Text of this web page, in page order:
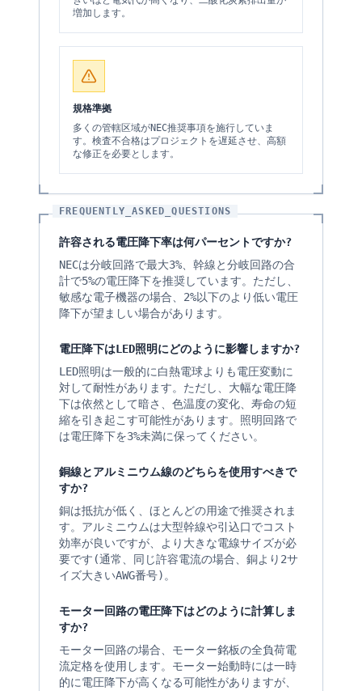
増加します。
規格準拠
多くの管轄区域がNEC推奨事項を施行していま
す。検査不合格はプロジェクトを遅延させ、高額
な修正を必要とします。
FREQUENTLY_ASKED_QUESTIONS
許容される電圧降下率は何パーセントですか?
NECは分岐回路で最大3%、幹線と分岐回路の合
計で5%の電圧降下を推奨しています。ただし、
敏感な電子機器の場合、2%以下のより低い電圧
降下が望ましい場合があります。
電圧降下はLED照明にどのように影響しますか?
LED照明は一般的に白熱電球よりも電圧変動に
対して耐性があります。ただし、大幅な電圧降
下は依然として暗さ、色温度の変化、寿命の短
縮を引き起こす可能性があります。照明回路で
は電圧降下を3%未満に保ってください。
銅線とアルミニウム線のどちらを使用すべきで
すか?
銅は抵抗が低く、ほとんどの用途で推奨されま
す。アルミニウムは大型幹線や引込口でコスト
効率が良いですが、より大きな電線サイズが必
要です(通常、同じ許容電流の場合、銅より2サ
イズ大きいAWG番号)。
モーター回路の電圧降下はどのように計算しま
すか?
モーター回路の場合、モーター銘板の全負荷電
流定格を使用します。モーター始動時には一時
的に電圧降下が高くなる可能性がありますが、